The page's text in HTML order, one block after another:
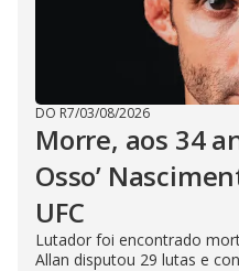
DO R7/03/08/2026
Morre, aos 34
Osso’
UFC
Lutador foi encontrado
Allan disputou 29 lutas e